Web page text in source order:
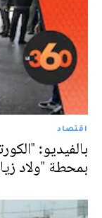
اقتصاد
بالفيديو:
بمحطة "ولاد